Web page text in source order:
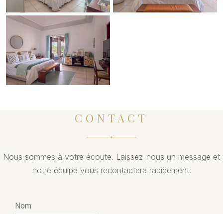
CONTACT
Nous sommes à votre écoute. Laissez-nous un message et
notre équipe vous recontactera rapidement.
Nom